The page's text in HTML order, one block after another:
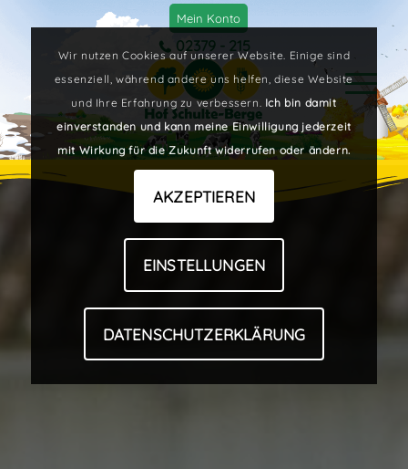
Mein Konto
02379 - 215
Wir nutzen Cookies auf unserer Website. Einige sind
essenziell, während andere uns helfen, diese Website
und Ihre Erfahrung zu verbessern. Ich bin damit
einverstanden und kann meine Einwilligung jederzeit
mit Wirkung für die Zukunft widerrufen oder ändern.
AKZEPTIEREN
EINSTELLUNGEN
DATENSCHUTZERKLÄRUNG